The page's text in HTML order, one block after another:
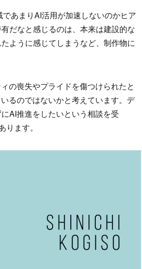
あまりAI活用が加速しないのかヒア
だなと感じるのは、本来は建設的な
ように感じてしまうなど、制作物に
の喪失やプライドを傷つけられたと
るのではないかと考えています。デ
AI推進をしたいという相談を受
ます。